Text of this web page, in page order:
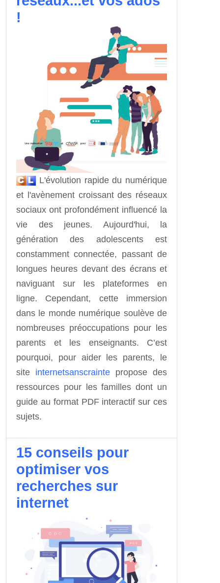
!
L'évolution rapide du numérique
et l'avènement croissant des réseaux
sociaux ont profondément influencé la
vie des jeunes. Aujourd'hui, la
génération des adolescents est
constamment connectée, passant de
longues heures devant des écrans et
naviguant sur les plateformes en
ligne. Cependant, cette immersion
dans le monde numérique soulève de
nombreuses préoccupations pour les
parents et les enseignants. C’est
pourquoi, pour aider les parents, le
site internetsanscrainte propose des
ressources pour les familles dont un
guide au format PDF interactif sur ces
sujets.
15 conseils pour
optimiser vos
recherches sur
internet